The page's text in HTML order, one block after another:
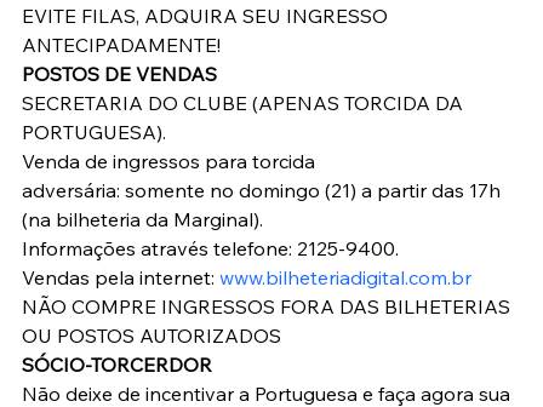
EVITE FILAS, ADQUIRA SEU INGRESSO
ANTECIPADAMENTE!
POSTOS DE VENDAS
SECRETARIA DO CLUBE (APENAS TORCIDA DA
PORTUGUESA).
Venda de ingressos para torcida
adversária: somente no domingo (21) a partir das 17h
(na bilheteria da Marginal).
Informações através telefone: 2125-9400.
Vendas pela internet: www.bilheteriadigital.com.br
NÃO COMPRE INGRESSOS FORA DAS BILHETERIAS
OU POSTOS AUTORIZADOS
SÓCIO-TORCERDOR
Não deixe de incentivar a Portuguesa e faça agora sua